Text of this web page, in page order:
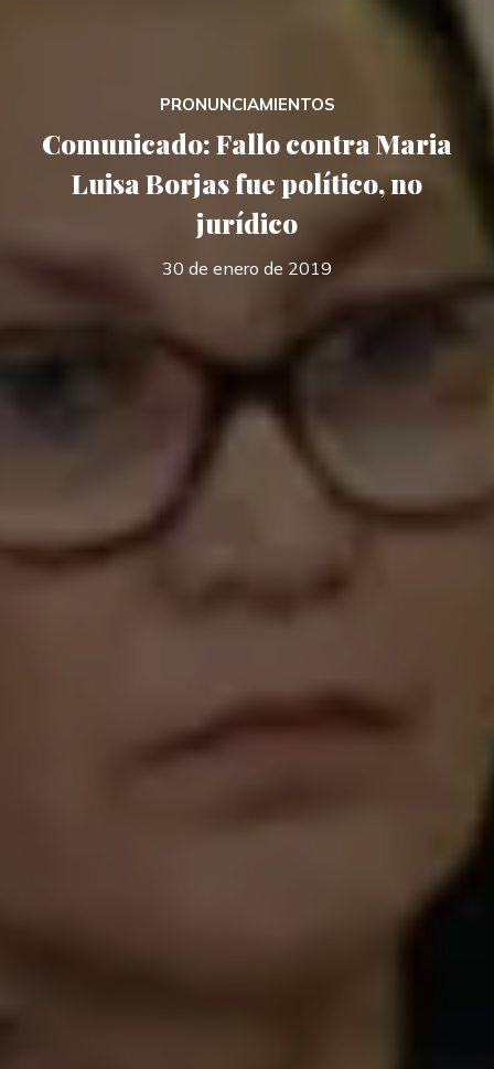
PRONUNCIAMIENTOS
Comunicado: Fallo contra Maria
Luisa Borjas fue político, no
jurídico
30 de enero de 2019